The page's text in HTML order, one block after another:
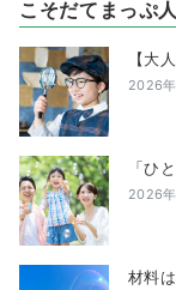
こそだてまっぷ
【大
2026
「ひ
2026
材料